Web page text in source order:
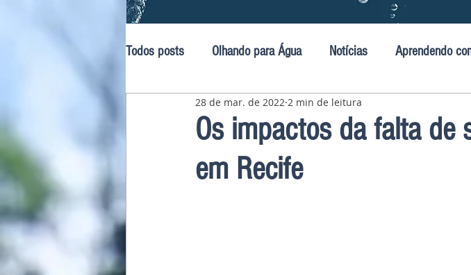
Todos posts Olhando para Água Notícias Aprendendo
Pavilhão Latino-Americano
Os impactos da falta de
em Recife
28 de mar. de 2022 2 min de leitura